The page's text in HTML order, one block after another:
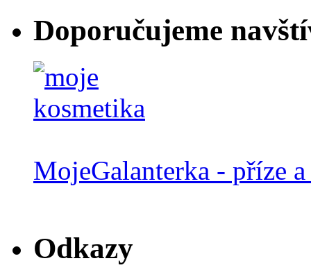
Doporučujeme
MojeGalanterka - příze
Odkazy